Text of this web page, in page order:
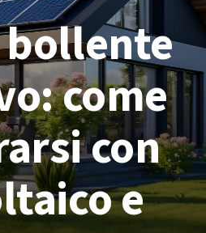
bollente
come
con
e